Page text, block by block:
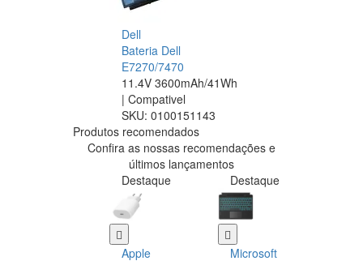
Dell
Bateria Dell
E7270/7470
11.4V 3600mAh/41Wh
| Compativel
SKU: 0100151143
Produtos recomendados
Confira as nossas recomendações e
últimos lançamentos
Destaque
Apple
Destaque
Microsoft